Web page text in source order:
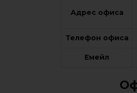
Адрес офиса
Телефон офиса
Емейл